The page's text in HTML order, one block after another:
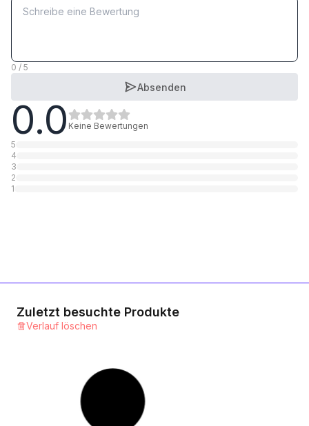
0 / 5
Absenden
0.0 Keine Bewertungen
5
4
3
2
1
Zuletzt besuchte Produkte
Verlauf löschen